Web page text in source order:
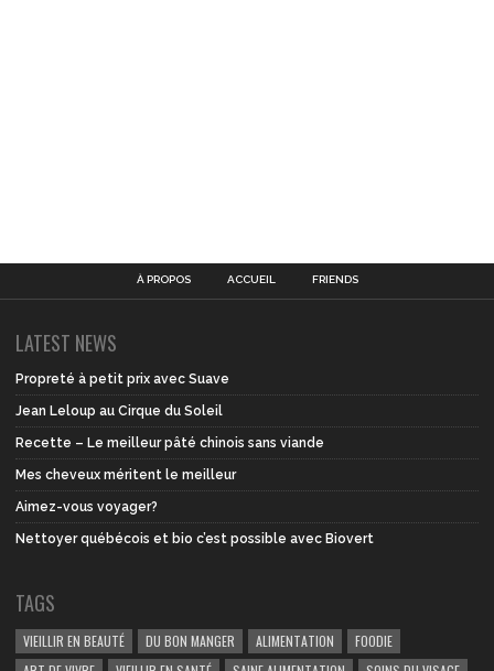
À PROPOS ACCUEIL FRIENDS
LATEST NEWS
Propreté à petit prix avec Suave
Jean Leloup au Cirque du Soleil
Recette – Le meilleur pâté chinois sans viande
Mes cheveux méritent le meilleur
Aimez-vous voyager?
Nettoyer québécois et bio c’est possible avec Biovert
TAGS
VIEILLIR EN BEAUTÉ DU BON MANGER ALIMENTATION
FOODIE